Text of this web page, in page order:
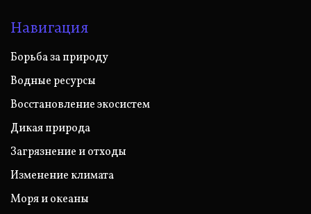
Навигация
Борьба за природу
Водные ресурсы
Восстановление экосистем
Дикая природа
Загрязнение и отходы
Изменение климата
Моря и океаны